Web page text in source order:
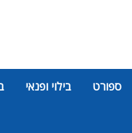
ספורט בילוי ופנאי